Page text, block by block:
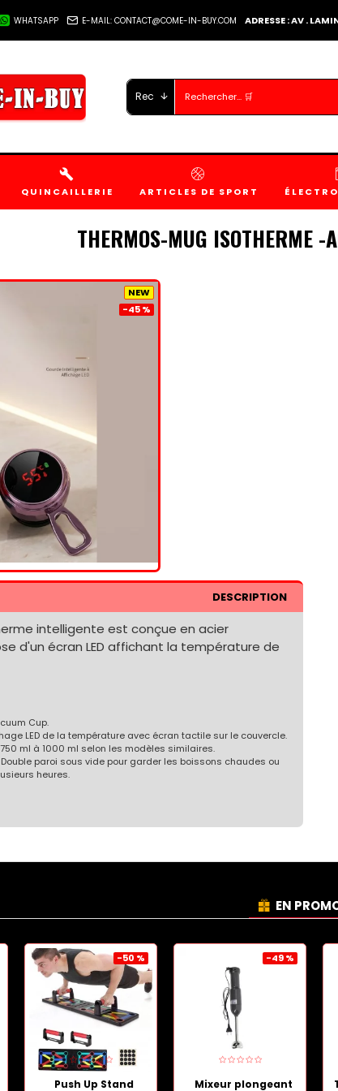
WHATSAPP E-MAIL: CONTACT@COME-IN-BUY.COM ADRESSE : AV .
Rec
QUINCAILLERIE ARTICLES DE SPORT
THERMOS-MUG ISOTHERME -
NEW
-45 %
DESCRIPTION
intelligente est conçue en acier
d'un écran LED affichant la température de
Cup.
LED de la température avec écran tactile sur le couvercle.
ml à 1000 ml selon les modèles similaires.
paroi sous vide pour garder les boissons chaudes ou
heures.
EN
-50 %
Push Up Stand
-49 %
Mixeur plongeant